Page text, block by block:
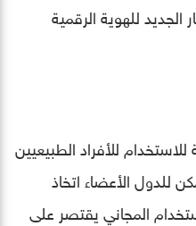
الجديد للهوية الرقمية
للأفراد الطبيعيين
للدول الأعضاء اتخاذ
المجاني يقتصر على